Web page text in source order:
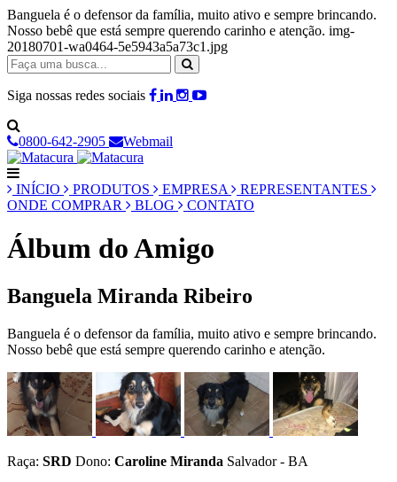
Banguela é o defensor da família, muito ativo e sempre brincando.
Nosso bebê que está sempre querendo carinho e atenção. img-
20180701-wa0464-5e5943a5a73c1.jpg
Siga nossas redes sociais
0800-642-2905 Webmail
INÍCIO PRODUTOS EMPRESA
REPRESENTANTES
ONDE COMPRAR
BLOG CONTATO
Álbum do Amigo
Banguela Miranda Ribeiro
Banguela é o defensor da família, muito ativo e sempre brincando.
Nosso bebê que está sempre querendo carinho e atenção.
Raça: SRD Dono: Caroline Miranda Salvador - BA